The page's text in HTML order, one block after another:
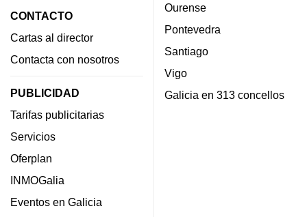
CONTACTO
Cartas al director
Contacta con nosotros
PUBLICIDAD
Tarifas publicitarias
Servicios
Oferplan
INMOGalia
Eventos en Galicia
Ourense
Pontevedra
Santiago
Vigo
Galicia en 313 concellos